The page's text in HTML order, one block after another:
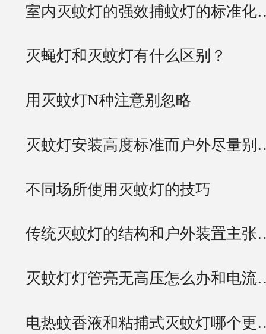
室内灭蚊灯的强效捕蚊灯的标准
灭蝇灯和灭蚊灯有什么区别？
用灭蚊灯N种注意别忽略
灭蚊灯安装高度标准而户外尽量
不同场所使用灭蚊灯的技巧
传统灭蚊灯的结构和户外装置主
灭蚊灯灯管亮无高压怎么办和电
电热蚊香液和粘捕式灭蚊灯哪个